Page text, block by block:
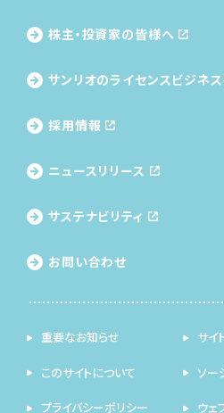
株主・投資家の皆様へ
サンリオのライセンス ビジネ
採用情報
ニュースリリース
サステナビリティ
お問い合わせ
重要なお知らせ サイ
このサイトについて ソー
プライバシーポリシー ウェ